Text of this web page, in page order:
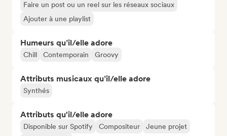
Faire un post ou un reel sur les réseaux sociaux
Ajouter à une playlist
Humeurs qu’il/elle adore
Chill Contemporain Groovy
Attributs musicaux qu’il/elle adore
Synthés
Attributs qu'il/elle adore
Disponible sur Spotify Compositeur
Jeune projet